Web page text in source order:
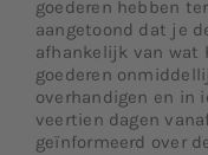
goederen hebben
aangetoond dat je
afhankelijk van wat
goederen
overhandigen en in
veertien dagen
geïnformeerd over